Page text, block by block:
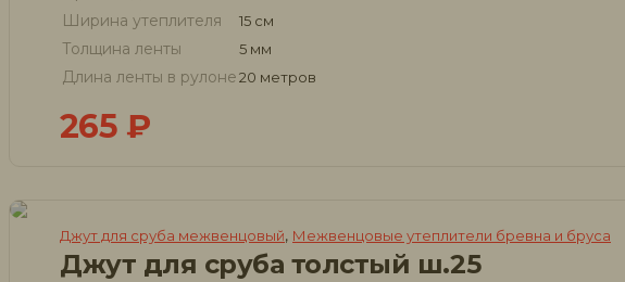
Ширина утеплителя 15 см
Толщина ленты 5 мм
Длина ленты в рулоне20 метров
265 ₽
Джут для сруба межвенцовый, Межвенцовые утеплители бревна и бруса
Джут для сруба толстый ш.25